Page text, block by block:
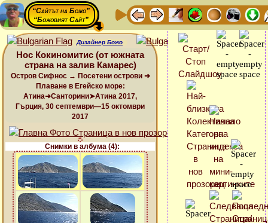
“Сайтът на Божо”
“Божовият Сайт”
Дизайнер Божо
Нос Кокиномитис (от южната
страна на залив Камарес)
Остров Сифнос → Посетени острови ➜
Плаване в Егейско море:
Атина➜Санторини➤Атина 2017,
Гърция, 30 септември—15 октомври
2017
Снимки в албума (4):